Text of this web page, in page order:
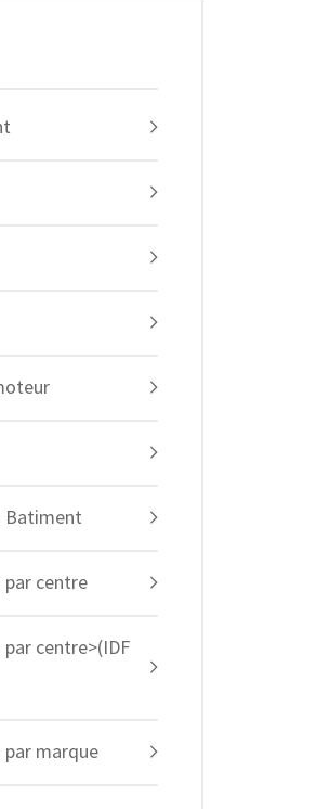
Batiment
par centre
centre>(IDF
marque